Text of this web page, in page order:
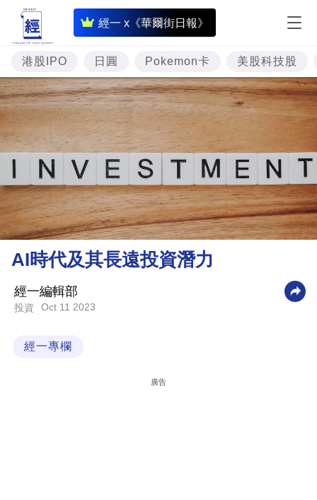
經一 x《華爾街日報》
即
時
財
經
專
題
投
樓
市
理
財
業
港股IPO 日圓 Pokemon卡 美股科技股
AI時代及其長遠投資潛力
經一編輯部
投資 Oct 11 2023
經一專欄
廣告